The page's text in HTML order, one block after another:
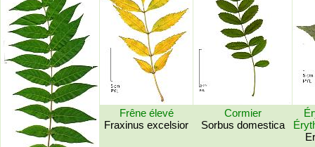
Frêne élevé
Fraxinus excelsior
Cormier
Sorbus domestica